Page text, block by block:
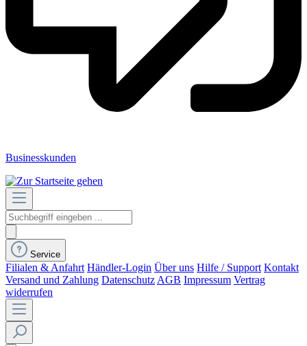
Businesskunden
Service
Filialen & Anfahrt Händler-Login Über uns Hilfe / Support Kontakt
Versand und Zahlung Datenschutz AGB Impressum Vertrag
widerrufen